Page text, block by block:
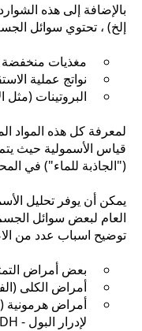
بالإضافة إلى هذه
إلخ) ، تحتوي سوائل
مغذيات منخفضة
نواتج عملية
البروتينات (مثل
لمعرفة كل هذه المواد
قياس الأسمولية حيث
("الجاذبة للماء") في
يمكن أن يوفر تحليل
العام لبعض سوائل
توضيح اسباب عدد من
بعض أمراض
أمراض الكلى
أمراض هرمونية
لإدرار البول - ADH).